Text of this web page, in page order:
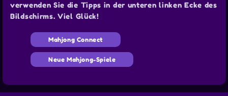
verwenden Sie die Tipps in der unteren linken Ecke des
Bildschirms. Viel Glück!
Mahjong Connect
Neue Mahjong-Spiele